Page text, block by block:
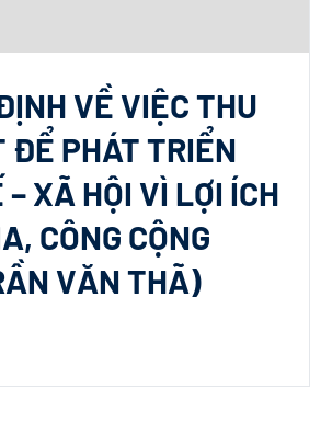
VỀ VIỆC THU
ĐỂ PHÁT TRIỂN
XÃ HỘI VÌ LỢI ÍCH
CÔNG CỘNG
VĂN THÃ)